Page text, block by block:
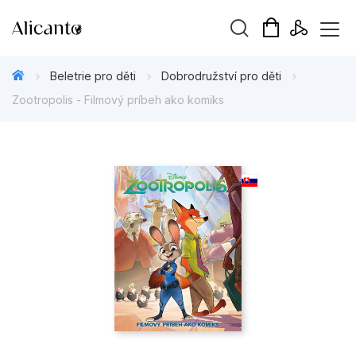
Připravujeme
Tipy redakce
Beletrie pro děti
Beletrie pro dospělé
Beletrie pro děti
Dobrodružství pro děti
Zootropolis - Filmový príbeh ako komiks